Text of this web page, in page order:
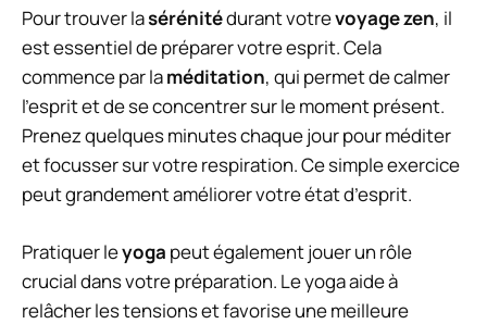
Pour trouver lasérénitédurant votrevoyage zen, il
est essentiel de préparer votre esprit. Cela
commence par laméditation, qui permet de calmer
l’esprit et de se concentrer sur le moment présent.
Prenez quelques minutes chaque jour pour méditer
et focusser sur votre respiration. Ce simple exercice
peut grandement améliorer votre état d’esprit.
Pratiquer leyoga peut également jouer un rôle
crucial dans votre préparation. Le yoga aide à
relâcher les tensions et favorise une meilleure